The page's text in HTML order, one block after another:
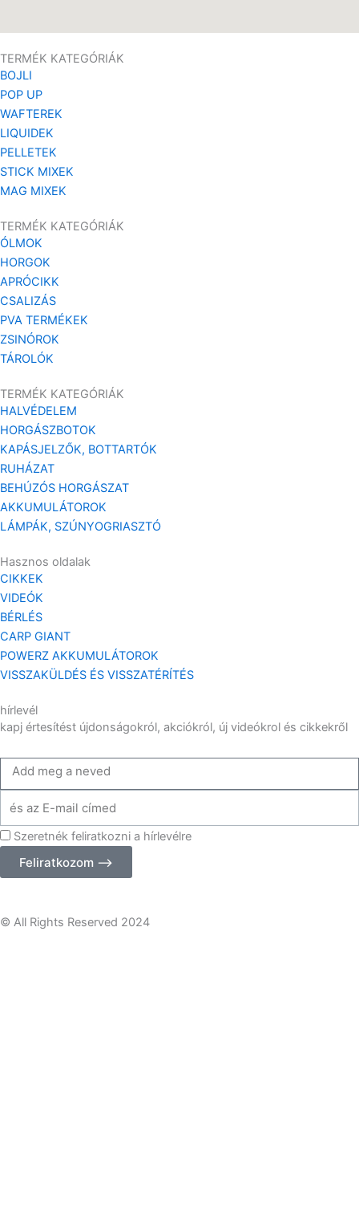
TERMÉK KATEGÓRIÁK
BOJLI
POP UP
WAFTEREK
LIQUIDEK
PELLETEK
STICK MIXEK
MAG MIXEK
TERMÉK KATEGÓRIÁK
ÓLMOK
HORGOK
APRÓCIKK
CSALIZÁS
PVA TERMÉKEK
ZSINÓROK
TÁROLÓK
TERMÉK KATEGÓRIÁK
HALVÉDELEM
HORGÁSZBOTOK
KAPÁSJELZŐK, BOTTARTÓK
RUHÁZAT
BEHÚZÓS HORGÁSZAT
AKKUMULÁTOROK
LÁMPÁK, SZÚNYOGRIASZTÓ
Hasznos oldalak
CIKKEK
VIDEÓK
BÉRLÉS
CARP GIANT
POWERZ AKKUMULÁTOROK
VISSZAKÜLDÉS ÉS VISSZATÉRÍTÉS
hírlevél
kapj értesítést újdonságokról, akciókról, új videókrol és cikkekről
Add
neve
az
email
címed
Szeretnék feliratkozni a hírlevélre
Feliratkozom ⟶
© All Rights Reserved 2024